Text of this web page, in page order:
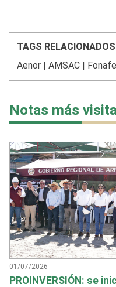
TAGS RELACIONADOS
Aenor| AMSAC| Fonafe
Notas más
01/07/2026
PROINVERSIÓN: se